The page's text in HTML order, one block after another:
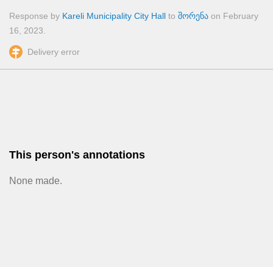
Response by Kareli Municipality City Hall to შორენა on February
16, 2023
Delivery error
This person's annotations
None made.